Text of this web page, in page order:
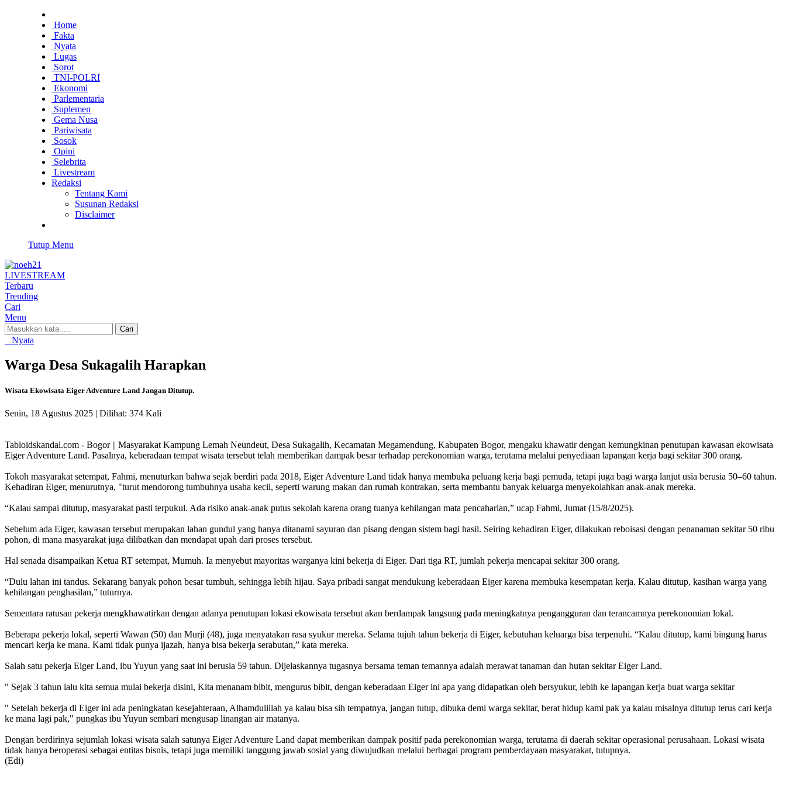
Home
Fakta
Nyata
Lugas
Sorot
TNI-POLRI
Ekonomi
Parlementaria
Suplemen
Gema Nusa
Pariwisata
Sosok
Opini
Selebrita
Livestream
Redaksi
Tentang Kami
Susunan Redaksi
Disclaimer
Tutup Menu
LIVESTREAM
Terbaru
Trending
Cari
Menu
Cari
Nyata
Warga Desa Sukagalih Harapkan
Wisata Ekowisata Eiger Adventure Land Jangan Ditutup.
Senin, 18 Agustus 2025 | Dilihat: 374 Kali
Tabloidskandal.com - Bogor || Masyarakat Kampung Lemah Neundeut, Desa Sukagalih, Kecamatan Megamendung, Kabupaten Bogor, mengaku khawatir dengan kemungkinan penutupan kawasan ekowisata
Eiger Adventure Land. Pasalnya, keberadaan tempat wisata tersebut telah memberikan dampak besar terhadap perekonomian warga, terutama melalui penyediaan lapangan kerja bagi sekitar 300 orang.
Tokoh masyarakat setempat, Fahmi, menuturkan bahwa sejak berdiri pada 2018, Eiger Adventure Land tidak hanya membuka peluang kerja bagi pemuda, tetapi juga bagi warga lanjut usia berusia 50–60 tahun.
Kehadiran Eiger, menurutnya, "turut mendorong tumbuhnya usaha kecil, seperti warung makan dan rumah kontrakan, serta membantu banyak keluarga menyekolahkan anak-anak mereka.
“Kalau sampai ditutup, masyarakat pasti terpukul. Ada risiko anak-anak putus sekolah karena orang tuanya kehilangan mata pencaharian,” ucap Fahmi, Jumat (15/8/2025).
Sebelum ada Eiger, kawasan tersebut merupakan lahan gundul yang hanya ditanami sayuran dan pisang dengan sistem bagi hasil. Seiring kehadiran Eiger, dilakukan reboisasi dengan penanaman sekitar 50 ribu
pohon, di mana masyarakat juga dilibatkan dan mendapat upah dari proses tersebut.
Hal senada disampaikan Ketua RT setempat, Mumuh. Ia menyebut mayoritas warganya kini bekerja di Eiger. Dari tiga RT, jumlah pekerja mencapai sekitar 300 orang.
“Dulu lahan ini tandus. Sekarang banyak pohon besar tumbuh, sehingga lebih hijau. Saya pribadi sangat mendukung keberadaan Eiger karena membuka kesempatan kerja. Kalau ditutup, kasihan warga yang
kehilangan penghasilan,” tuturnya.
Sementara ratusan pekerja mengkhawatirkan dengan adanya penutupan lokasi ekowisata tersebut akan berdampak langsung pada meningkatnya pengangguran dan terancamnya perekonomian lokal.
Beberapa pekerja lokal, seperti Wawan (50) dan Murji (48), juga menyatakan rasa syukur mereka. Selama tujuh tahun bekerja di Eiger, kebutuhan keluarga bisa terpenuhi. “Kalau ditutup, kami bingung harus
mencari kerja ke mana. Kami tidak punya ijazah, hanya bisa bekerja serabutan,” kata mereka.
Salah satu pekerja Eiger Land, ibu Yuyun yang saat ini berusia 59 tahun. Dijelaskannya tugasnya bersama teman temannya adalah merawat tanaman dan hutan sekitar Eiger Land.
" Sejak 3 tahun lalu kita semua mulai bekerja disini, Kita menanam bibit, mengurus bibit, dengan keberadaan Eiger ini apa yang didapatkan oleh bersyukur, lebih ke lapangan kerja buat warga sekitar
" Setelah bekerja di Eiger ini ada peningkatan kesejahteraan, Alhamdulillah ya kalau bisa sih tempatnya, jangan tutup, dibuka demi warga sekitar, berat hidup kami pak ya kalau misalnya ditutup terus cari kerja
ke mana lagi pak," pungkas ibu Yuyun sembari mengusap linangan air matanya.
Dengan berdirinya sejumlah lokasi wisata salah satunya Eiger Adventure Land dapat memberikan dampak positif pada perekonomian warga, terutama di daerah sekitar operasional perusahaan. Lokasi wisata
tidak hanya beroperasi sebagai entitas bisnis, tetapi juga memiliki tanggung jawab sosial yang diwujudkan melalui berbagai program pemberdayaan masyarakat, tutupnya.
(Edi)